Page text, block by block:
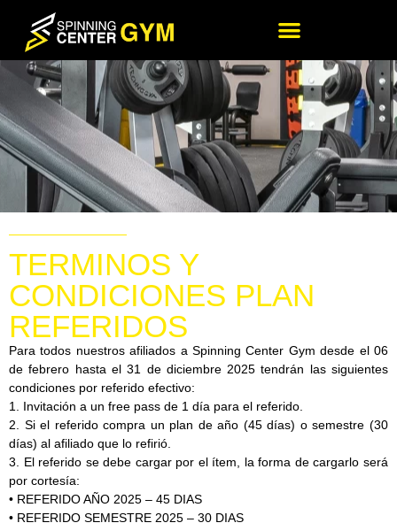
TERMINOS Y
CONDICIONES PLAN
REFERIDOS
Para todos nuestros afiliados a Spinning Center Gym desde el 06
de febrero hasta el 31 de diciembre 2025 tendrán las siguientes
condiciones por referido efectivo:
1. Invitación a un free pass de 1 día para el referido.
2. Si el referido compra un plan de año (45 días) o semestre (30
días) al afiliado que lo refirió.
3. El referido se debe cargar por el ítem, la forma de cargarlo será
por cortesía:
• REFERIDO AÑO 2025 – 45 DIAS
• REFERIDO SEMESTRE 2025 – 30 DIAS